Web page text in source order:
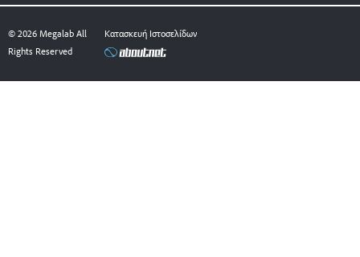
e
b
o
k
k
e
d
n
© 2026 Megalab All
Rights Reserved
Κατασκευή Ιστοσελίδων